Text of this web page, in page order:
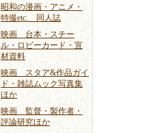
昭和の漫画・アニメ・
特撮etc. 同人誌
映画 台本・スチー
ル・ロビーカード・宣
材資料
映画 スタア&作品ガイ
ド・雑誌ムック写真集
ほか
映画 監督・製作者・
評論研究ほか